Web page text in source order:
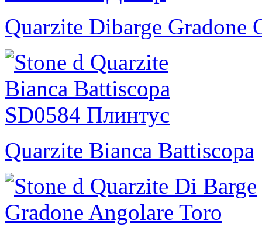
Quarzite Dibarge Gradone
Quarzite Bianca Battiscopa